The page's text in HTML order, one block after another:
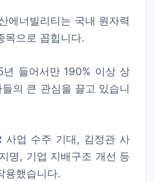
에너빌리티는 국내 원자력
목으로 꼽힙니다.
들어서만 190% 이상 상
의 큰 관심을 끌고 있습니
사업 수주 기대, 김정관 사
명, 기업 지배구조 개선 등
용했습니다.